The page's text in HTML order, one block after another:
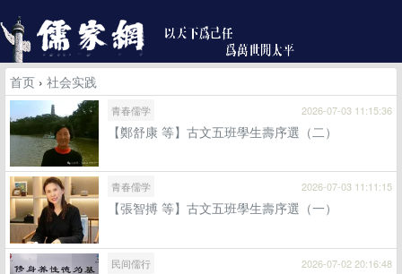
首页 › 社会实践
青春儒学 2026-07-03 11:15:36
【鄭舒康 等】古文五班學生壽序選（二）
青春儒学 2026-07-03 11:11:15
【張智搏 等】古文五班學生壽序選（一）
民间儒行 2026-07-02 20:16:48